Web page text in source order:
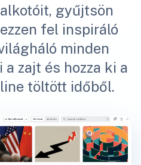
gyűjtsön
fel inspiráló
minden
zajt és hozza ki a
töltött időből.